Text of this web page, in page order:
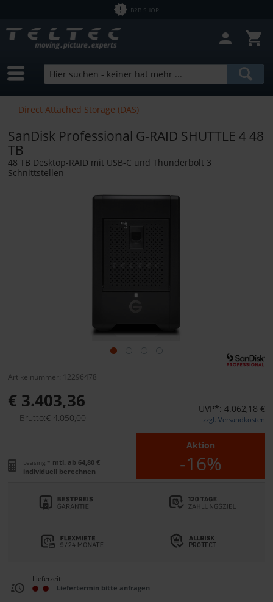
B2B SHOP
Direct Attached Storage (DAS)
SanDisk Professional G-RAID SHUTTLE 4 48
TB
48 TB Desktop-RAID mit USB-C und Thunderbolt 3
Schnittstellen
Artikelnummer: 12296478
€ 3.403,36
Brutto:€ 4.050,00
UVP*: 4.062,18 €
zzgl. Versandkosten
Aktion
-16%
Leasing:* mtl. ab 64,80 €
individuell berechnen
Lieferzeit:
Liefertermin bitte anfragen